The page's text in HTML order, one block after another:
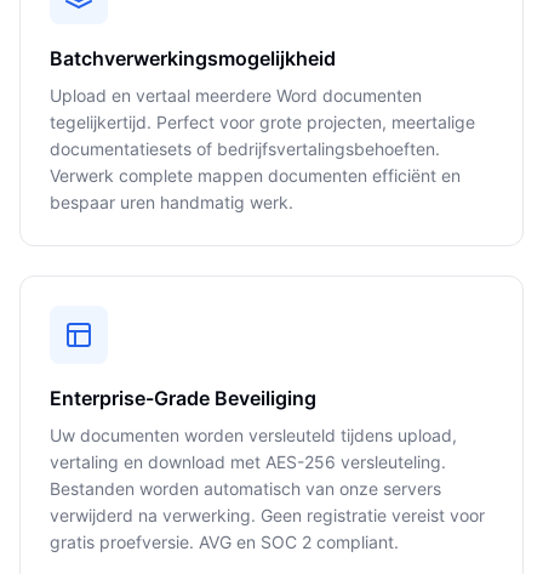
Batchverwerkingsmogelijkheid
Upload en vertaal meerdere Word documenten
tegelijkertijd. Perfect voor grote projecten, meertalige
documentatiesets of bedrijfsvertalingsbehoeften.
Verwerk complete mappen documenten efficiënt en
bespaar uren handmatig werk.
Enterprise-Grade Beveiliging
Uw documenten worden versleuteld tijdens upload,
vertaling en download met AES-256 versleuteling.
Bestanden worden automatisch van onze servers
verwijderd na verwerking. Geen registratie vereist voor
gratis proefversie. AVG en SOC 2 compliant.